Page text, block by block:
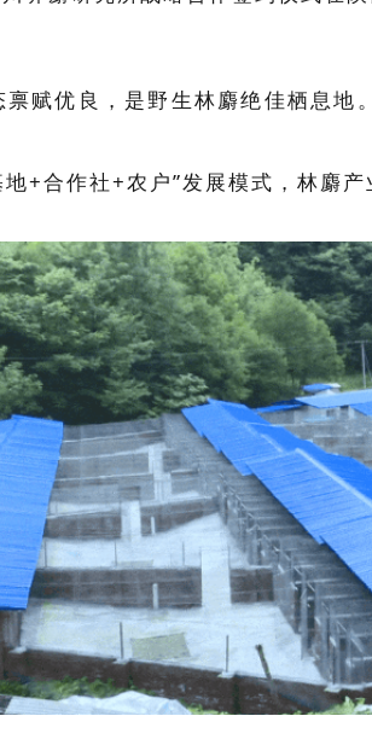
赋优良，是野生林麝绝佳栖息地。
地+合作社+农户”发展模式，林麝产